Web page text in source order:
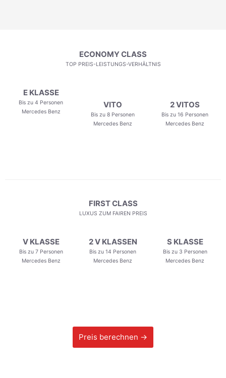
ECONOMY CLASS
TOP PREIS-LEISTUNGS-VERHÄLTNIS
E KLASSE
Bis zu 4 Personen
Mercedes Benz
VITO
Bis zu 8 Personen
Mercedes Benz
2 VITOS
Bis zu 16 Personen
Mercedes Benz
FIRST CLASS
LUXUS ZUM FAIREN PREIS
V KLASSE
Bis zu 7 Personen
Mercedes Benz
2 V KLASSEN
Bis zu 14 Personen
Mercedes Benz
S KLASSE
Bis zu 3 Personen
Mercedes Benz
Preis berechnen →